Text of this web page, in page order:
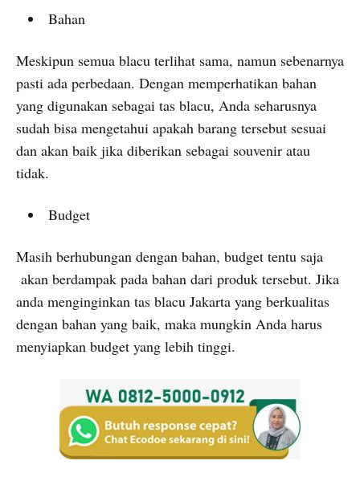
Bahan
Meskipun semua blacu terlihat sama, namun sebenarnya
pasti ada perbedaan. Dengan memperhatikan bahan
yang digunakan sebagai tas blacu, Anda seharusnya
sudah bisa mengetahui apakah barang tersebut sesuai
dan akan baik jika diberikan sebagai souvenir atau
tidak.
Budget
Masih berhubungan dengan bahan, budget tentu saja
akan berdampak pada bahan dari produk tersebut. Jika
anda menginginkan tas blacu Jakarta yang berkualitas
dengan bahan yang baik, maka mungkin Anda harus
menyiapkan budget yang lebih tinggi.